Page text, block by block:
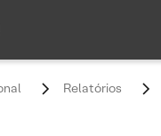
Relatórios